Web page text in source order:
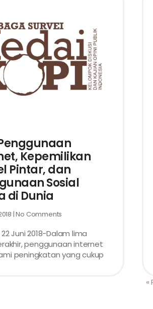
Kepemilikan
Pintar, dan
Sosial
di Dunia
No Comments
Juni 2018-Dalam lima
penggunaan internet
peningkatan yang cukup
«